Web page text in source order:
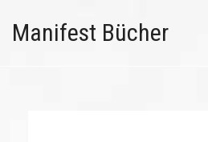
Manifest Bücher